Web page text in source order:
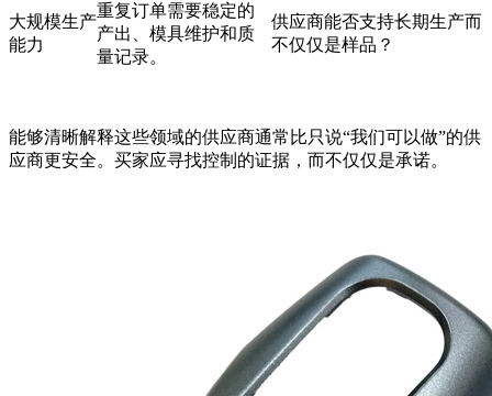
大规模生产
能力
重复订单需要稳定的
产出、模具维护和质
量记录。
供应商能否支持长期生产而
不仅仅是样品？
能够清晰解释这些领域的供应商通常比只说“我们可以做”的供
应商更安全。买家应寻找控制的证据，而不仅仅是承诺。